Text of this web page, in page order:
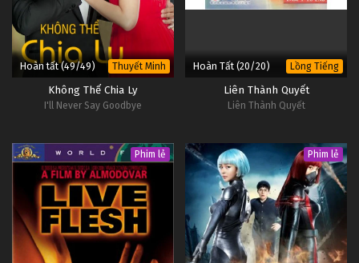
Minh
Hoàn tất (49/49) Thuyết Minh
Không Thể Chia Ly
I'll Never Say Goodbye
Hoàn Tất (20/20) Lồng Tiếng
Liên Thành Quyết
Liên Thành Quyết
Phim lẻ Phim lẻ